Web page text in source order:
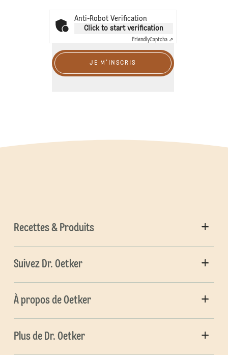
Anti-Robot Verification
Click to start verification
FriendlyCaptcha ⇗
JE M'INSCRIS
Recettes & Produits
Suivez Dr. Oetker
À propos de Oetker
Plus de Dr. Oetker